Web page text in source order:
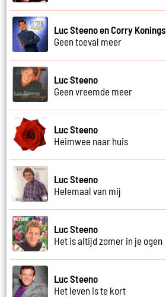
Luc Steeno en Corry Konings
Geen toeval meer
Luc Steeno
Geen vreemde meer
Luc Steeno
Heimwee naar huis
Luc Steeno
Helemaal van mij
Luc Steeno
Het is altijd zomer in je ogen
Luc Steeno
Het leven is te kort